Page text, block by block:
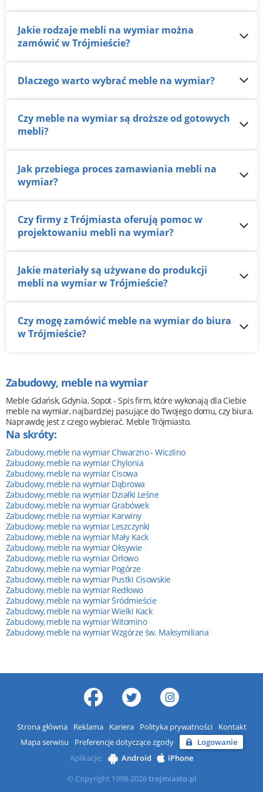
Jakie rodzaje mebli na wymiar można
zamówić w Trójmieście?
Dlaczego warto wybrać meble na wymiar?
Czy meble na wymiar są droższe od gotowych
mebli?
Jak przebiega proces zamawiania mebli na
wymiar?
Czy firmy z Trójmiasta oferują pomoc w
projektowaniu mebli na wymiar?
Jakie materiały są używane do produkcji
mebli na wymiar w Trójmieście?
Czy mogę zamówić meble na wymiar do biura
w Trójmieście?
Zabudowy, meble na wymiar
Meble Gdańsk, Gdynia, Sopot - Spis firm, które wykonają dla Ciebie
meble na wymiar, najbardziej pasujące do Twojego domu, czy biura.
Naprawdę jest z czego wybierać. Meble Trójmiasto.
Na skróty:
Zabudowy, meble na wymiar Chwarzno - Wiczlino
Zabudowy, meble na wymiar Chylonia
Zabudowy, meble na wymiar Cisowa
Zabudowy, meble na wymiar Dąbrowa
Zabudowy, meble na wymiar Działki Leśne
Zabudowy, meble na wymiar Grabówek
Zabudowy, meble na wymiar Karwiny
Zabudowy, meble na wymiar Leszczynki
Zabudowy, meble na wymiar Mały Kack
Zabudowy, meble na wymiar Oksywie
Zabudowy, meble na wymiar Orłowo
Zabudowy, meble na wymiar Pogórze
Zabudowy, meble na wymiar Pustki Cisowskie
Zabudowy, meble na wymiar Redłowo
Zabudowy, meble na wymiar Śródmieście
Zabudowy, meble na wymiar Wielki Kack
Zabudowy, meble na wymiar Witomino
Zabudowy, meble na wymiar Wzgórze św. Maksymiliana
Strona główna Reklama Kariera Polityka prywatności
Kontakt
Mapa serwisu
Preferencje dotyczące zgody
Logowanie
Aplikacje:
Android
iPhone
© Copyright 1998-2026trojmiasto.pl